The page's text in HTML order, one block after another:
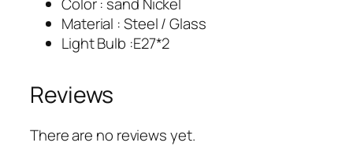
Material : Steel / Glass
Light Bulb :E27*2
Reviews
There are no reviews yet.